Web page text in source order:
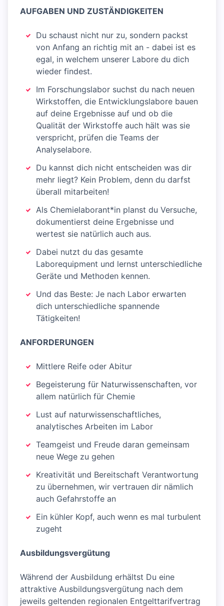
AUFGABEN UND ZUSTÄNDIGKEITEN
Du schaust nicht nur zu, sondern packst
von Anfang an richtig mit an - dabei ist es
egal, in welchem unserer Labore du dich
wieder findest.
Im Forschungslabor suchst du nach neuen
Wirkstoffen, die Entwicklungslabore bauen
auf deine Ergebnisse auf und ob die
Qualität der Wirkstoffe auch hält was sie
verspricht, prüfen die Teams der
Analyselabore.
Du kannst dich nicht entscheiden was dir
mehr liegt? Kein Problem, denn du darfst
überall mitarbeiten!
Als Chemielaborant*in planst du Versuche,
dokumentierst deine Ergebnisse und
wertest sie natürlich auch aus.
Dabei nutzt du das gesamte
Laborequipment und lernst unterschiedliche
Geräte und Methoden kennen.
Und das Beste: Je nach Labor erwarten
dich unterschiedliche spannende
Tätigkeiten!
ANFORDERUNGEN
Mittlere Reife oder Abitur
Begeisterung für Naturwissenschaften, vor
allem natürlich für Chemie
Lust auf naturwissenschaftliches,
analytisches Arbeiten im Labor
Teamgeist und Freude daran gemeinsam
neue Wege zu gehen
Kreativität und Bereitschaft Verantwortung
zu übernehmen, wir vertrauen dir nämlich
auch Gefahrstoffe an
Ein kühler Kopf, auch wenn es mal turbulent
zugeht
Ausbildungsvergütung
Während der Ausbildung erhältst Du eine
attraktive Ausbildungsvergütung nach dem
jeweils geltenden regionalen Entgelttarifvertrag